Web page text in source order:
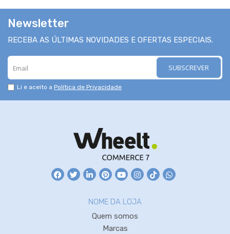
Newsletter
RECEBA AS ÚLTIMAS NOVIDADES E OFERTAS ESPECIAIS.
SUBSCREVER
Li e aceito a Política de Privacidade
NOME DA LOJA
Quem somos
Marcas